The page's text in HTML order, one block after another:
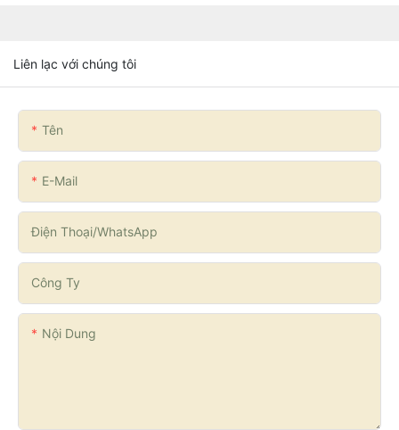
Liên lạc với chúng tôi
Tên
E-Mail
Điện Thoại/WhatsApp
Công Ty
Nội Dung